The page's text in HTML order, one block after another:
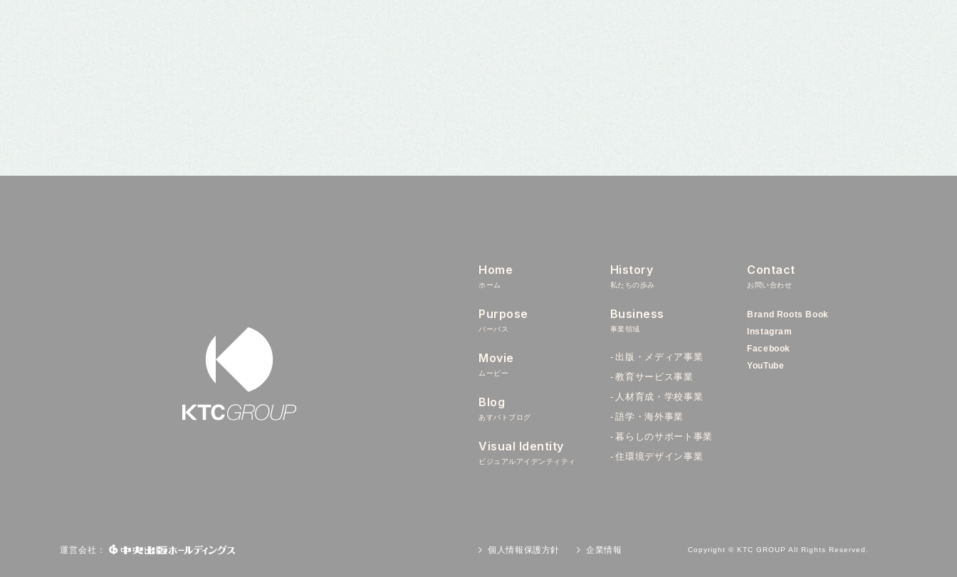
Home
ホーム
Purpose
パーパス
Movie
ムービー
Blog
あすバトブログ
Visual Identity
ビジュアルアイデンティティ
History
私たちの歩み
Business
事業領域
出版・メディア事業
教育サービス事業
人材育成・学校事業
語学・海外事業
暮らしのサポート事業
住環境デザイン事業
Contact
お問い合わせ
Brand Roots Book
Instagram
Facebook
YouTube
運営会社： 個人情報保護方針 企業情報 Copyright © KTC GROUP All Rights Reserved.